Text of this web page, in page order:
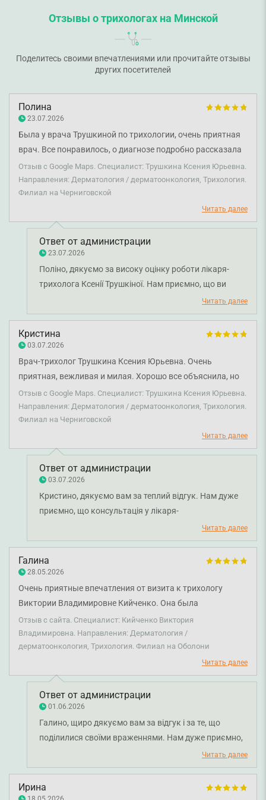
Отзывы о трихологах на Минской
Поделитесь своими впечатлениями или прочитайте отзывы
других посетителей
Полина
23.07.2026
Была у врача Трушкиной по трихологии, очень приятная
врач. Все понравилось, о диагнозе подробно рассказала
и расписала план лечения, рекомендую.
Отзыв с Google Maps. Специалист: Трушкина Ксения Юрьевна.
Направления: Дерматология / дерматоонкология, Трихология.
Филиал на Черниговской
Читать далее
Ответ от администрации
23.07.2026
Поліно, дякуємо за високу оцінку роботи лікаря-
трихолога Ксенії Трушкіної. Нам приємно, що ви
відзначили її професійний підхід, уважність і вміння
доступно пояснити особливості діагнозу та
подальшого лікування. Бажаємо вам міцного
здоров'я!
Читать далее
Кристина
03.07.2026
Врач-трихолог Трушкина Ксения Юрьевна. Очень
приятная, вежливая и милая. Хорошо все объяснила, но
четко сказала что и как. 😊❤️
Отзыв с Google Maps. Специалист: Трушкина Ксения Юрьевна.
Направления: Дерматология / дерматоонкология, Трихология.
Филиал на Черниговской
Читать далее
Ответ от администрации
03.07.2026
Кристино, дякуємо вам за теплий відгук. Нам дуже
приємно, що консультація у лікаря-
дерматовенеролога Ксенії Трушкіної залишила у вас
позитивні враження. Ми раді, що ви відзначили її
ввічливість, уважність та зрозумілі пояснення щодо
стану і подальших дій. Бажаємо вам міцного
здоров’я!
Читать далее
Галина
28.05.2026
Очень приятные впечатления от визита к трихологу
Виктории Владимировне Кийченко. Она была
внимательна, отзывчива и очень приятна, все подробно
объяснила и ответила на все вопросы. На приеме была
удобная атмосфера. Назначила лечение, подобрала уход
за волосами и витамины для покрытия дефицитов. Еще
раз искренне спасибо! 😊
Отзыв с сайта. Специалист: Кийченко Виктория
Владимировна. Направления: Дерматология /
дерматоонкология, Трихология. Филиал на Оболони
Читать далее
Ответ от администрации
01.06.2026
Галино, щиро дякуємо вам за відгук і за те, що
поділилися своїми враженнями. Нам дуже приємно,
що консультація у лікаря-дерматовенеролога
Вікторії Кійченко залишила у вас позитивні емоції.
Індивідуальний підхід, уважне ставлення до кожного
пацієнта та детальне роз’яснення всіх аспектів
Читать далее
Ирина